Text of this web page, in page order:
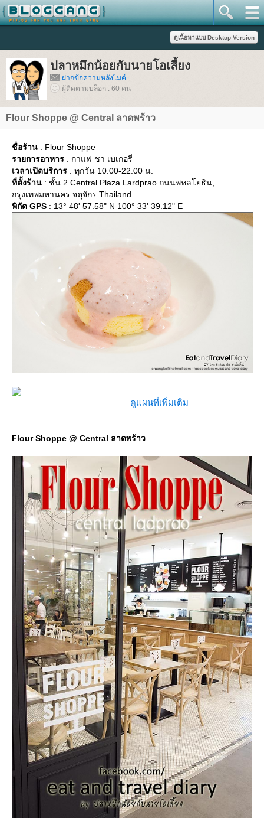
ปลาหมึกน้อยกับนายโอเลี้ยง
ฝากข้อความหลังไมค์
ผู้ติดตามบล็อก : 60 คน
Flour Shoppe @ Central ลาดพร้าว
ชื่อร้าน : Flour Shoppe
รายการอาหาร : กาแฟ ชา เบเกอรี่
เวลาเปิดบริการ : ทุกวัน 10:00-22:00 น.
ที่ตั้งร้าน : ชั้น 2 Central Plaza Lardprao ถนนพหลโยธิน,
กรุงเทพมหานคร จตุจักร Thailand
พิกัด GPS : 13° 48' 57.58" N 100° 33' 39.12" E
ดูแผนที่เพิ่มเติม
Flour Shoppe @ Central ลาดพร้าว